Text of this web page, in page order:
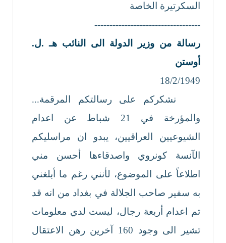
السكرتيرة الخاصة
-----------------------------------
رسالة من وزير الدولة الى النائب هـ .ل.
أوستن
18/2/1949
نشكركم على رسالتكم المرقمة...
والمؤرخة في 21 شباط عن اعدام
الشيوعيين العراقيين، يبدو ان مراسليكم
الآنسة كونروي واصدقاءها أحسن مني
اطلاعاً على الموضوع، لأنني رغم ما أبلغني
به سفير صاحب الجلالة في بغداد من انه قد
تم اعدام أربعة رجال، ليست لدي معلومات
تشير الى وجود 160 آخرين رهن الاعتقال